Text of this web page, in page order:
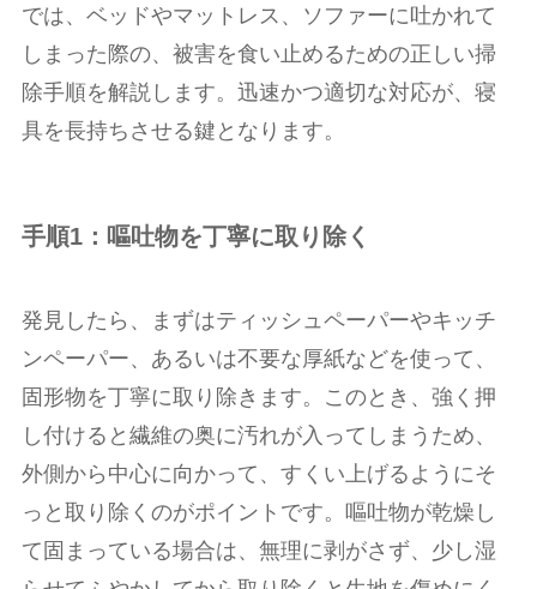
では、ベッドやマットレス、ソファーに吐かれて
しまった際の、被害を食い止めるための正しい掃
除手順を解説します。迅速かつ適切な対応が、寝
具を長持ちさせる鍵となります。
手順1：嘔吐物を丁寧に取り除く
発見したら、まずはティッシュペーパーやキッチ
ンペーパー、あるいは不要な厚紙などを使って、
固形物を丁寧に取り除きます。このとき、強く押
し付けると繊維の奥に汚れが入ってしまうため、
外側から中心に向かって、すくい上げるようにそ
っと取り除くのがポイントです。嘔吐物が乾燥し
て固まっている場合は、無理に剥がさず、少し湿